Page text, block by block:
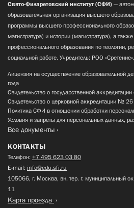
Свято-Филаретовский институт (СФИ) —
образовательная организация высшего
программы высшего профессионального
магистратура) и истории (магистратура), а
профессионального образования по теологии,
социальной работе. Учредитель: РОО «Сретение».
Лицензия на осуществление образовательной
года
Свидетельство о государственной
Свидетельство о церковной аккредитации №
Политика СФИ в отношении обработки
Условия и запреты для персональных данных,
Все документы
КОНТАКТЫ
Телефон: +7 495 623 03 80
E-mail: info@edu.sfi.ru
105066, г. Москва, вн. тер. г. муниципальный
11
Карта проезда